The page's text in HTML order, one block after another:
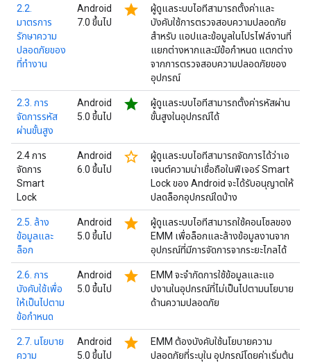
2.2.
มาตรการ
รักษาความ
ปลอดภัยของ
ที่ทำงาน
Android
7.0 ขึ้นไป
star
ผู้ดูแลระบบไอทีสามารถตั้งค่าและ
บังคับใช้การตรวจสอบความปลอดภัย
สำหรับ แอปและข้อมูลในโปรไฟล์งานที่
แยกต่างหากและมีข้อกำหนด แตกต่าง
จากการตรวจสอบความปลอดภัยของ
อุปกรณ์
2.3. การ
จัดการรหัส
ผ่านขั้นสูง
Android
5.0 ขึ้นไป
star
ผู้ดูแลระบบไอทีสามารถตั้งค่ารหัสผ่าน
ขั้นสูงในอุปกรณ์ได้
2.4 การ
จัดการ
Smart
Lock
Android
6.0 ขึ้นไป
star_border
ผู้ดูแลระบบไอทีสามารถจัดการได้ว่าเอ
เจนต์ความน่าเชื่อถือในฟีเจอร์ Smart
Lock ของ Android จะได้รับอนุญาตให้
ปลดล็อกอุปกรณ์ใดบ้าง
2.5. ล้าง
ข้อมูลและ
ล็อก
Android
5.0 ขึ้นไป
star
ผู้ดูแลระบบไอทีสามารถใช้คอนโซลของ
EMM เพื่อล็อกและล้างข้อมูลงานจาก
อุปกรณ์ที่มีการจัดการจากระยะไกลได้
2.6. การ
บังคับใช้เพื่อ
ให้เป็นไปตาม
ข้อกำหนด
Android
5.0 ขึ้นไป
star
EMM จะจำกัดการใช้ข้อมูลและแอ
ปงานในอุปกรณ์ที่ไม่เป็นไปตามนโยบาย
ด้านความปลอดภัย
2.7. นโยบาย
ความ
Android
5.0 ขึ้นไป
star
EMM ต้องบังคับใช้นโยบายความ
ปลอดภัยที่ระบุใน อุปกรณ์โดยค่าเริ่มต้น